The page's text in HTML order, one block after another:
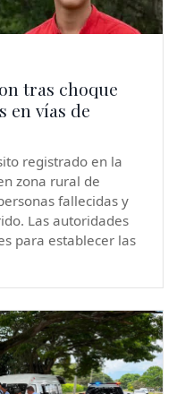
tras choque
en vías de
registrado en la
zona rural de
fallecidas y
Las autoridades
para establecer las